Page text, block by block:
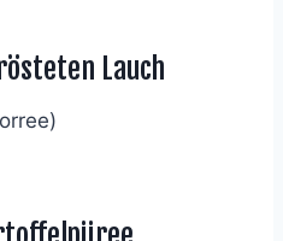
Lauch